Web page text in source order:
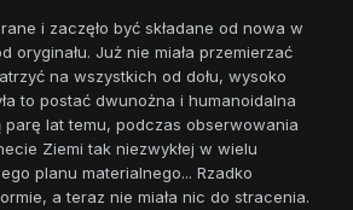
i zaczęło być składane od nowa w
oryginału. Już nie miała przemierzać
na wszystkich od dołu, wysoko
to postać dwunożna i humanoidalna
lat temu, podczas obserwowania
Ziemi tak niezwykłej w wielu
planu materialnego... Rzadko
a teraz nie miała nic do stracenia.